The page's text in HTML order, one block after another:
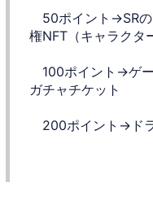
50ポイント→SRの
権NFT（キャラクタ
100ポイント→ゲー
ガチャチケット
200ポイント→ドラ